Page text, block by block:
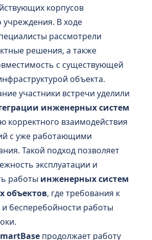
корпусов
учреждения. В ходе
рассмотрели
решения, а также
с существующей
объекта.
участники встречи уделили
инженерных систем
корректного взаимодействия
с уже работающими
Такой подход позволяет
эксплуатации и
работы инженерных систем
объектов, где требования к
и бесперебойности работы
продолжает работу